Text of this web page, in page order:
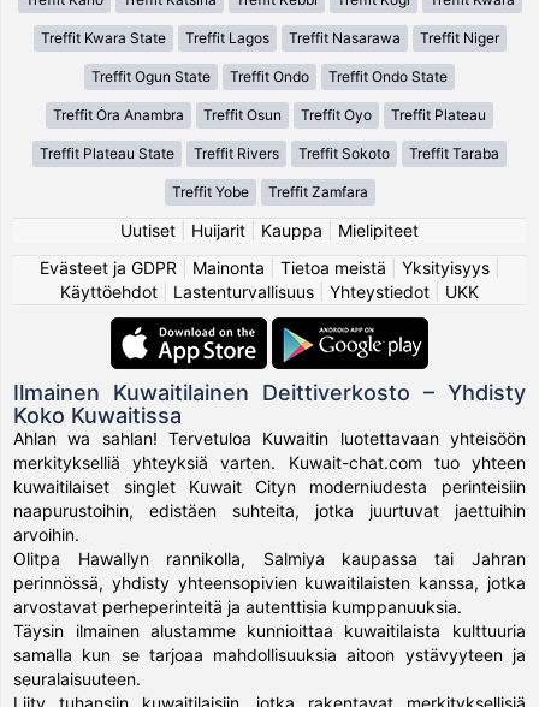
Treffit Kwara State Treffit Lagos Treffit Nasarawa Treffit Niger
Treffit Ogun State Treffit Ondo Treffit Ondo State
Treffit Ȯra Anambra Treffit Osun Treffit Oyo Treffit Plateau
Treffit Plateau State Treffit Rivers Treffit Sokoto Treffit Taraba
Treffit Yobe Treffit Zamfara
Uutiset Huijarit Kauppa
Mielipiteet
Evästeet ja GDPR
Mainonta Tietoa meistä Yksityisyys|
Käyttöehdot
Lastenturvallisuus Yhteystiedot UKK
Ilmainen Kuwaitilainen Deittiverkosto – Yhdisty
Koko Kuwaitissa
Ahlan wa sahlan! Tervetuloa Kuwaitin luotettavaan yhteisöön
merkitykselliä yhteyksiä varten. Kuwait-chat.com tuo yhteen
kuwaitilaiset singlet Kuwait Cityn moderniudesta perinteisiin
naapurustoihin, edistäen suhteita, jotka juurtuvat jaettuihin
arvoihin.
Olitpa Hawallyn rannikolla, Salmiya kaupassa tai Jahran
perinnössä, yhdisty yhteensopivien kuwaitilaisten kanssa, jotka
arvostavat perheperinteitä ja autenttisia kumppanuuksia.
Täysin ilmainen alustamme kunnioittaa kuwaitilaista kulttuuria
samalla kun se tarjoaa mahdollisuuksia aitoon ystävyyteen ja
seuralaisuuteen.
Liity tuhansiin kuwaitilaisiin, jotka rakentavat merkityksellisiä